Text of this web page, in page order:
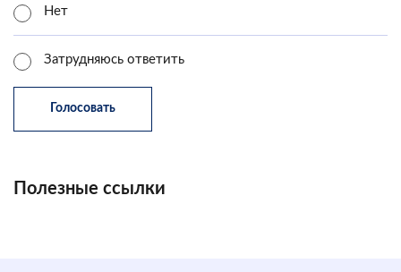
Нет
Затрудняюсь ответить
Полезные ссылки